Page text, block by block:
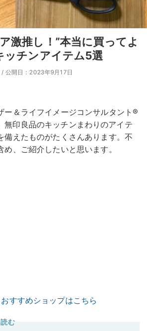
激推し！”本当に買ってよ
ッチンアイテム5選
/ 公開日：2023年9月17日
ー＆ライフイメージコンサルタント®️
印良品のキッチンまわりのアイテ
備えたものがたくさんあります。不
、ご紹介したいと思います。
おすすめショップはこちら
む